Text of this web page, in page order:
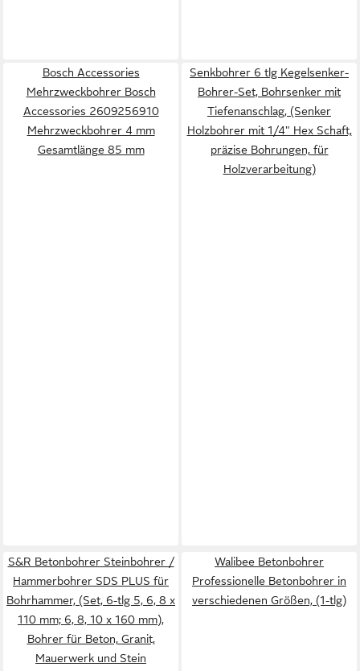
Bosch Accessories
Mehrzweckbohrer Bosch
Accessories 2609256910
Mehrzweckbohrer 4 mm
Gesamtlänge 85 mm
Senkbohrer 6 tlg Kegelsenker-
Bohrer-Set, Bohrsenker mit
Tiefenanschlag, (Senker
Holzbohrer mit 1/4" Hex Schaft,
präzise Bohrungen, für
Holzverarbeitung)
S&R Betonbohrer Steinbohrer /
Hammerbohrer SDS PLUS für
Bohrhammer, (Set, 6-tlg 5, 6, 8 x
110 mm; 6, 8, 10 x 160 mm),
Bohrer für Beton, Granit,
Mauerwerk und Stein
Walibee Betonbohrer
Professionelle Betonbohrer in
verschiedenen Größen, (1-tlg)